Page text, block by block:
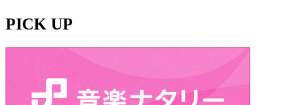
PICK UP